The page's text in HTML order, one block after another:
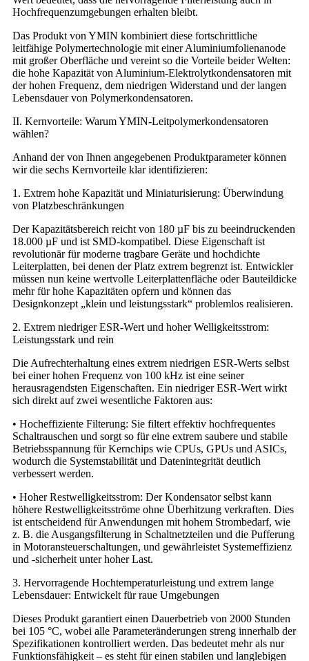
Hochfrequenzumgebungen erhalten bleibt.
Das Produkt von YMIN kombiniert diese fortschrittliche
leitfähige Polymertechnologie mit einer Aluminiumfolienanode
mit großer Oberfläche und vereint so die Vorteile beider Welten:
die hohe Kapazität von Aluminium-Elektrolytkondensatoren mit
der hohen Frequenz, dem niedrigen Widerstand und der langen
Lebensdauer von Polymerkondensatoren.
II. Kernvorteile: Warum YMIN-Leitpolymerkondensatoren
wählen?
Anhand der von Ihnen angegebenen Produktparameter können
wir die sechs Kernvorteile klar identifizieren:
1. Extrem hohe Kapazität und Miniaturisierung: Überwindung
von Platzbeschränkungen
Der Kapazitätsbereich reicht von 180 µF bis zu beeindruckenden
18.000 µF und ist SMD-kompatibel. Diese Eigenschaft ist
revolutionär für moderne tragbare Geräte und hochdichte
Leiterplatten, bei denen der Platz extrem begrenzt ist. Entwickler
müssen nun keine wertvolle Leiterplattenfläche oder Bauteildicke
mehr für hohe Kapazitäten opfern und können das
Designkonzept „klein und leistungsstark“ problemlos realisieren.
2. Extrem niedriger ESR-Wert und hoher Welligkeitsstrom:
Leistungsstark und rein
Die Aufrechterhaltung eines extrem niedrigen ESR-Werts selbst
bei einer hohen Frequenz von 100 kHz ist eine seiner
herausragendsten Eigenschaften. Ein niedriger ESR-Wert wirkt
sich direkt auf zwei wesentliche Faktoren aus:
• Hocheffiziente Filterung: Sie filtert effektiv hochfrequentes
Schaltrauschen und sorgt so für eine extrem saubere und stabile
Betriebsspannung für Kernchips wie CPUs, GPUs und ASICs,
wodurch die Systemstabilität und Datenintegrität deutlich
verbessert werden.
• Hoher Restwelligkeitsstrom: Der Kondensator selbst kann
höhere Restwelligkeitsströme ohne Überhitzung verkraften. Dies
ist entscheidend für Anwendungen mit hohem Strombedarf, wie
z. B. die Ausgangsfilterung in Schaltnetzteilen und die Pufferung
in Motoransteuerschaltungen, und gewährleistet Systemeffizienz
und -sicherheit unter hoher Last.
3. Hervorragende Hochtemperaturleistung und extrem lange
Lebensdauer: Entwickelt für raue Umgebungen
Dieses Produkt garantiert einen Dauerbetrieb von 2000 Stunden
bei 105 °C, wobei alle Parameteränderungen streng innerhalb der
Spezifikationen kontrolliert werden. Das bedeutet mehr als nur
Funktionsfähigkeit – es steht für einen stabilen und langlebigen